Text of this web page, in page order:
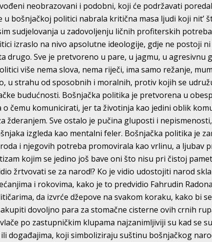
neobrazovani i podobni, koji će podržavati
u bošnjačkoj politici nabrala kritična masa ljudi koji nit’
sudjelovanja u zadovoljenju ličnih profiterskih
izraslo na nivo apsolutne ideologije, gdje ne postoji
drugo. Sve je pretvoreno u pare, u jagmu, u agresivnu
više nema slova, nema riječi, ima samo režanje,
u strahu od sposobnih i moralnih, protiv kojih se
budućnosti. Bošnjačka politika je pretvorena u
o čemu komunicirati, jer ta životinja kao jedini oblik
žderanjem. Sve ostalo je pučina gluposti i
izgleda kao mentalni feler. Bošnjačka politika je
i njegovih potreba promovirala kao vrlinu, a ljubav
kojim se jedino još bave oni što nisu pri čistoj
žrtvovati se za narod!? Ko je vidio udostojiti narod
i rokovima, kako je to predvidio Fahrudin
da izvrće džepove na svakom koraku, kako bi
dovoljno para za stomačne cisterne ovih crnih
po zastupničkim klupama najzanimljiviji su kad se
događajima, koji simboliziraju suštinu bošnjačkog